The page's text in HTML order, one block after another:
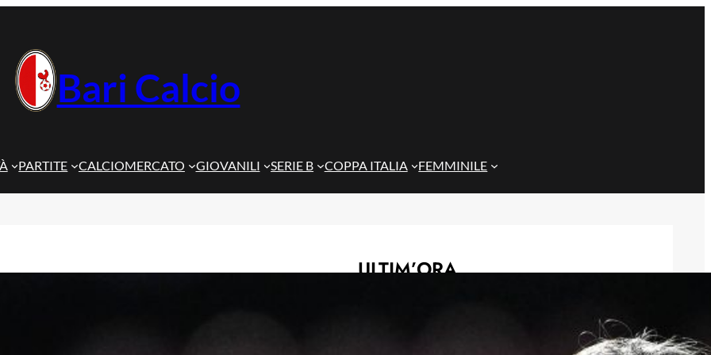
Bari Calcio
PARTITE CALCIOMERCATO GIOVANILI SERIE B COPPA ITALIA FEMMINILE
ULTIM’ORA
nel mio cuore, spero si rialzi presto”